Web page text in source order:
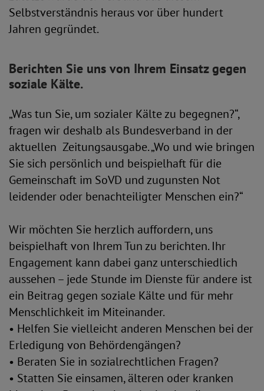
Selbstverständnis heraus vor über hundert
Jahren gegründet.
Berichten Sie uns von Ihrem Einsatz gegen
soziale Kälte.
„Was tun Sie, um sozialer Kälte zu begegnen?“,
fragen wir deshalb als Bundesverband in der
aktuellen Zeitungsausgabe. „Wo und wie bringen
Sie sich persönlich und beispielhaft für die
Gemeinschaft im SoVD und zugunsten Not
leidender oder benachteiligter Menschen ein?“
Wir möchten Sie herzlich auffordern, uns
beispielhaft von Ihrem Tun zu berichten. Ihr
Engagement kann dabei ganz unterschiedlich
aussehen – jede Stunde im Dienste für andere ist
ein Beitrag gegen soziale Kälte und für mehr
Menschlichkeit im Miteinander.
• Helfen Sie vielleicht anderen Menschen bei der
Erledigung von Behördengängen?
• Beraten Sie in sozialrechtlichen Fragen?
• Statten Sie einsamen, älteren oder kranken